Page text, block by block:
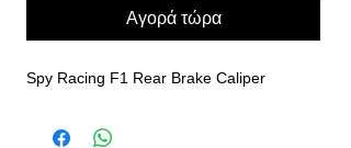
Αγορά τώρα
Spy Racing F1 Rear Brake Caliper